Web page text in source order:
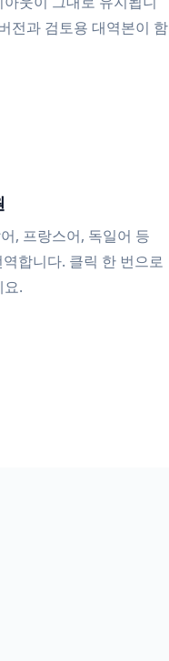
전과 검토용 대역본이 함
, 프랑스어, 독일어 등
합니다. 클릭 한 번으로
요.